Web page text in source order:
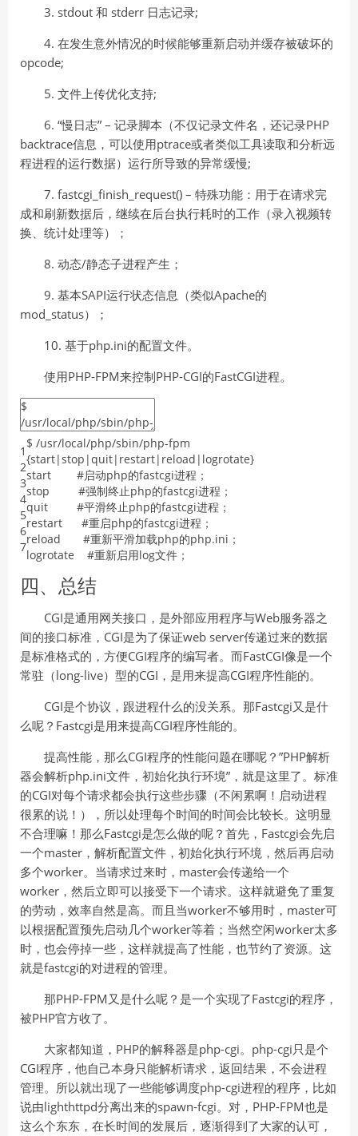
3. stdout 和 stderr 日志记录;
4. 在发生意外情况的时候能够重新启动并缓存被破坏的
opcode;
5. 文件上传优化支持;
6. “慢日志” – 记录脚本（不仅记录文件名，还记录PHP
backtrace信息，可以使用ptrace或者类似工具读取和分析远
程进程的运行数据）运行所导致的异常缓慢;
7. fastcgi_finish_request() – 特殊功能：用于在请求完
成和刷新数据后，继续在后台执行耗时的工作（录入视频转
换、统计处理等）；
8. 动态/静态子进程产生；
9. 基本SAPI运行状态信息（类似Apache的
mod_status）；
10. 基于php.ini的配置文件。
使用PHP-FPM来控制PHP-CGI的FastCGI进程。
1
2
3
4
5
6
7
$ /usr/local/php/sbin/php-fpm
{start|stop |quit| restart| reload | logrotate}
start
#启动php的fastcgi进程；
stop
#强制终止php的fastcgi进程；
quit
#平滑终止php的fastcgi进程；
restart
#重启php的fastcgi进程；
reload
#重新平滑加载php的php.ini；
logrotate
#重新启用log文件；
四、总结
CGI是通用网关接口，是外部应用程序与Web服务器之
间的接口标准，CGI是为了保证web server传递过来的数据
是标准格式的，方便CGI程序的编写者。而FastCGI像是一个
常驻（long-live）型的CGI，是用来提高CGI程序性能的。
CGI是个协议，跟进程什么的没关系。那Fastcgi又是什
么呢？Fastcgi是用来提高CGI程序性能的。
提高性能，那么CGI程序的性能问题在哪呢？”PHP解析
器会解析php.ini文件，初始化执行环境”，就是这里了。标准
的CGI对每个请求都会执行这些步骤（不闲累啊！启动进程
很累的说！），所以处理每个时间的时间会比较长。这明显
不合理嘛！那么Fastcgi是怎么做的呢？首先，Fastcgi会先启
一个master，解析配置文件，初始化执行环境，然后再启动
多个worker。当请求过来时，master会传递给一个
worker，然后立即可以接受下一个请求。这样就避免了重复
的劳动，效率自然是高。而且当worker不够用时，master可
以根据配置预先启动几个worker等着；当然空闲worker太多
时，也会停掉一些，这样就提高了性能，也节约了资源。这
就是fastcgi的对进程的管理。
那PHP-FPM又是什么呢？是一个实现了Fastcgi的程序，
被PHP官方收了。
大家都知道，PHP的解释器是php-cgi。php-cgi只是个
CGI程序，他自己本身只能解析请求，返回结果，不会进程
管理。所以就出现了一些能够调度php-cgi进程的程序，比如
说由lighthttpd分离出来的spawn-fcgi。对，PHP-FPM也是
这么个东东，在长时间的发展后，逐渐得到了大家的认可，